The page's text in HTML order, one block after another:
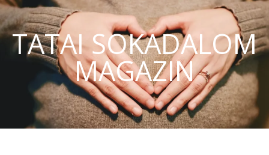
TATAI SOKADALOM
MAGAZIN